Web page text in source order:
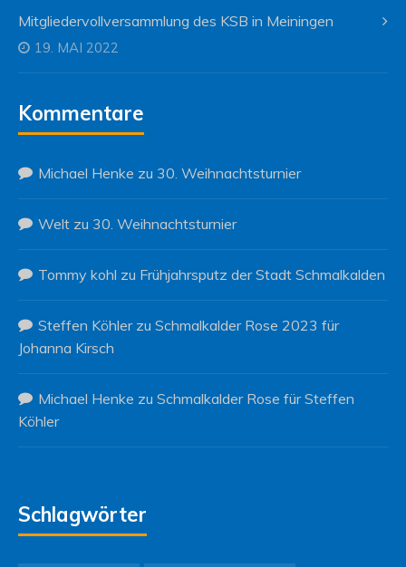
Mitgliedervollversammlung des KSB in Meiningen
19. MAI 2022
Kommentare
Michael Henke zu 30. Weihnachtsturnier
Welt zu 30. Weihnachtsturnier
Tommy kohl zu Frühjahrsputz der Stadt Schmalkalden
Steffen Köhlerzu Schmalkalder Rose 2023 für
Johanna Kirsch
Michael Henke zu Schmalkalder Rose für Steffen
Köhler
Schlagwörter